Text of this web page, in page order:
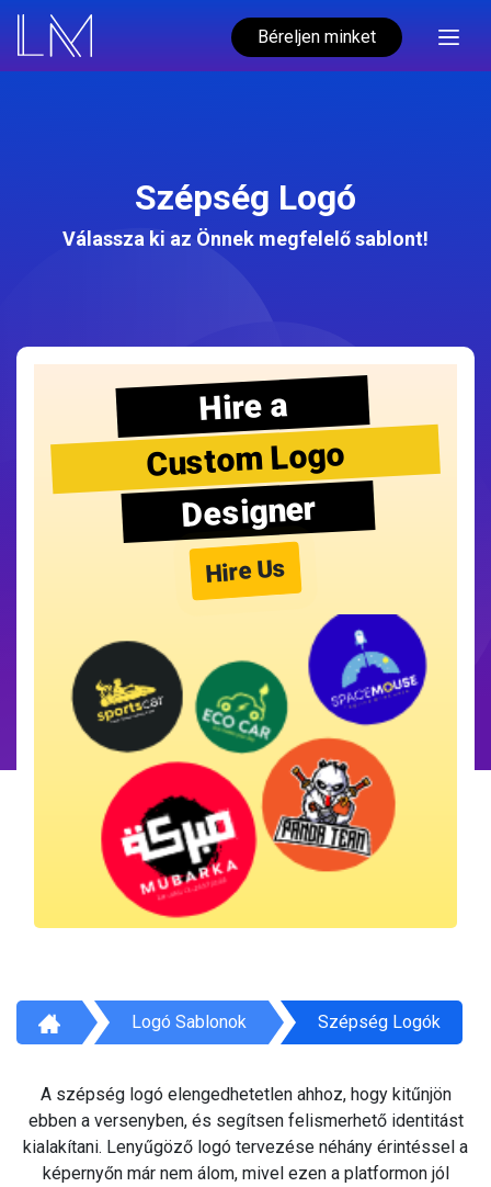
Béreljen minket
Szépség Logó
Válassza ki az Önnek megfelelő sablont!
Hire a
Custom Logo
Designer
Hire Us
Logó Sablonok Szépség Logók
A szépség logó elengedhetetlen ahhoz, hogy kitűnjön
ebben a versenyben, és segítsen felismerhető identitást
kialakítani. Lenyűgöző logó tervezése néhány érintéssel a
képernyőn már nem álom, mivel ezen a platformon jól